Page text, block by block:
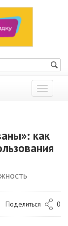
Показать
меню
как
Поделиться 0